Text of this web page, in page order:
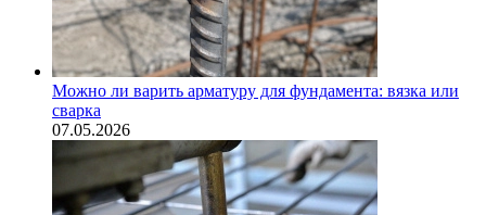
Можно ли варить арматуру для фундамента: вязка или
сварка
07.05.2026